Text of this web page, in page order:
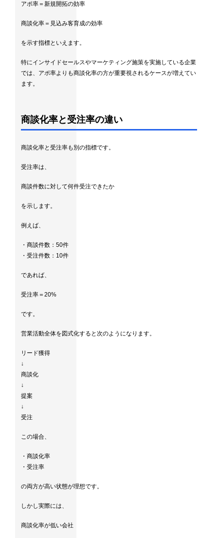
アポ率＝新規開拓の効率
商談化率＝見込み客育成の効率
を示す指標といえます。
特にインサイドセールスやマーケティング施策を実施している企業
では、アポ率よりも商談化率の方が重要視されるケースが増えてい
ます。
商談化率と受注率の違い
商談化率と受注率も別の指標です。
受注率は、
商談件数に対して何件受注できたか
を示します。
例えば、
・商談件数：50件
・受注件数：10件
であれば、
受注率＝20%
です。
営業活動全体を図式化すると次のようになります。
リード獲得
↓
商談化
↓
提案
↓
受注
この場合、
・商談化率
・受注率
の両方が高い状態が理想です。
しかし実際には、
商談化率が低い会社